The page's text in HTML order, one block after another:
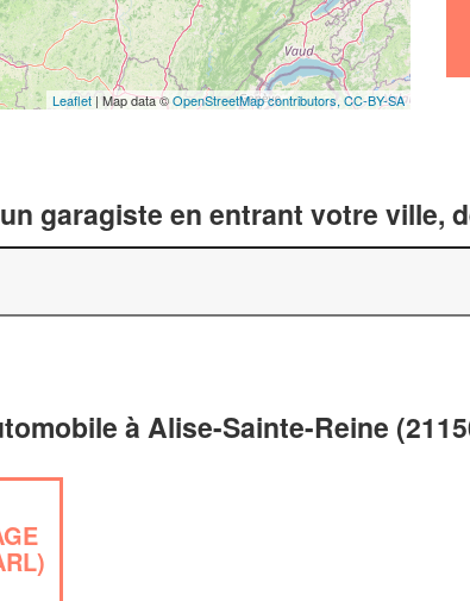
Leaflet | Map data ©OpenStreetMap contributors, CC-BY-SA
garagiste en entrant votre ville,
à Alise-Sainte-Reine